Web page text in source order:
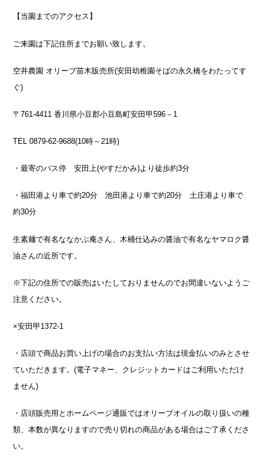
【当園までのアクセス】
ご来園は下記住所までお願い致します。
空井農園 オリーブ苗木販売所(安田幼稚園そばの永久橋をわたってす
ぐ)
〒761-4411 香川県小豆郡小豆島町安田甲596－1
TEL 0879-62-9688(10時～21時)
・最寄のバス停 安田上(やすだかみ)より徒歩約3分
・福田港より車で約20分 池田港より車で約20分 土庄港より車で
約30分
生素麺で有名ななかぶ庵さん、木桶仕込みの醤油で有名なヤマロク醤
油さんの近所です。
※下記の住所での販売はいたしておりませんのでお間違いないようご
注意ください。
×安田甲1372-1
・店頭で商品お買い上げの場合のお支払い方法は現金払いのみとさせ
ていただきます。(電子マネー、クレジットカードはご利用いただけ
ません)
・店頭販売用とホームページ通販ではオリーブオイルの取り扱いの種
類、本数が異なりますので売り切れの商品がある場合はご了承くださ
い。